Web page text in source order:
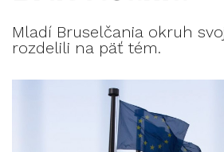
Mladí Bruselčania okruh
rozdelili na päť tém.